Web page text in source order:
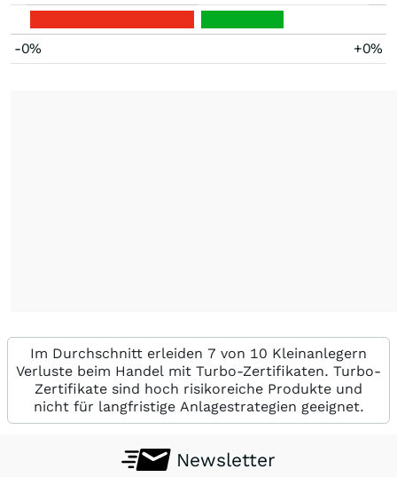
-0% +0%
Im Durchschnitt erleiden 7 von 10 Kleinanlegern
Verluste beim Handel mit Turbo-Zertifikaten. Turbo-
Zertifikate sind hoch risikoreiche Produkte und
nicht für langfristige Anlagestrategien geeignet.
Newsletter